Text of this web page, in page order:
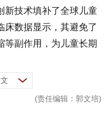
新技术填补了全球儿童
床数据显示，其避免了
等副作用，为儿童长期
(责任编辑：郭文培)